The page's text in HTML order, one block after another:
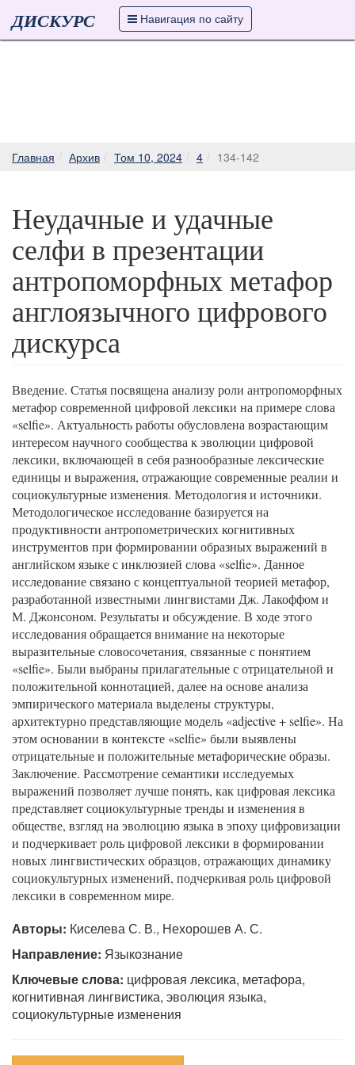
ДИСКУРС Навигация по сайту
Главная Архив Том 10, 2024 4 134-142
Неудачные и удачные
селфи в презентации
антропоморфных метафор
англоязычного цифрового
дискурса
Введение. Статья посвящена анализу роли антропоморфных
метафор современной цифровой лексики на примере слова
«selfie». Актуальность работы обусловлена возрастающим
интересом научного сообщества к эволюции цифровой
лексики, включающей в себя разнообразные лексические
единицы и выражения, отражающие современные реалии и
социокультурные изменения. Методология и источники.
Методологическое исследование базируется на
продуктивности антропометрических когнитивных
инструментов при формировании образных выражений в
английском языке с инклюзией слова «selfie». Данное
исследование связано с концептуальной теорией метафор,
разработанной известными лингвистами Дж. Лакоффом и
М. Джонсоном. Результаты и обсуждение. В ходе этого
исследования обращается внимание на некоторые
выразительные словосочетания, связанные с понятием
«selfie». Были выбраны прилагательные с отрицательной и
положительной коннотацией, далее на основе анализа
эмпирического материала выделены структуры,
архитектурно представляющие модель «adjective + selfie». На
этом основании в контексте «selfie» были выявлены
отрицательные и положительные метафорические образы.
Заключение. Рассмотрение семантики исследуемых
выражений позволяет лучше понять, как цифровая лексика
представляет социокультурные тренды и изменения в
обществе, взгляд на эволюцию языка в эпоху цифровизации
и подчеркивает роль цифровой лексики в формировании
новых лингвистических образцов, отражающих динамику
социокультурных изменений, подчеркивая роль цифровой
лексики в современном мире.
Авторы: Киселева С. В., Нехорошев А. С.
Направление: Языкознание
Ключевые слова: цифровая лексика, метафора,
когнитивная лингвистика, эволюция языка,
социокультурные изменения